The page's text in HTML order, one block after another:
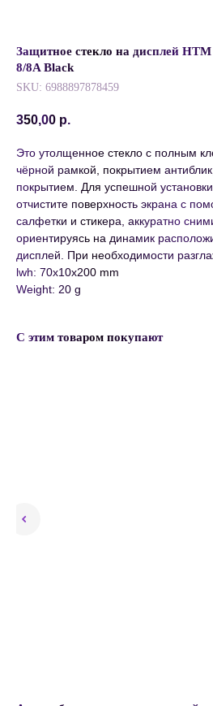
Защитное стекло на дисплей
8/8A Black
SKU: 6988897878459
350,00 р.
Это утолщенное стекло с полным
чёрной рамкой, покрытием
покрытием. Для успешной
отчистите поверхность экрана с
салфетки и стикера, аккуратно
ориентируясь на динамик
дисплей. При необходимости
lwh: 70x10x200 mm
Weight: 20 g
С этим товаром покупают